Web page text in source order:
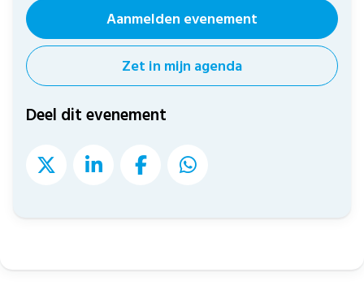
Aanmelden evenement
Zet in mijn agenda
Deel dit evenement